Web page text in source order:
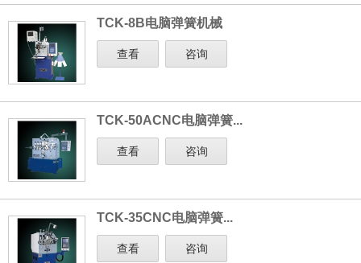
TCK-8B电脑弹簧机械
查看 咨询
TCK-50ACNC电脑弹簧...
查看 咨询
TCK-35CNC电脑弹簧...
查看 咨询